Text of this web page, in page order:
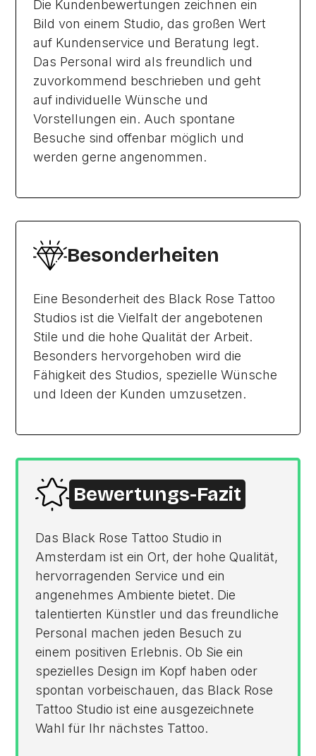
Die Kundenbewertungen zeichnen ein
Bild von einem Studio, das großen Wert
auf Kundenservice und Beratung legt.
Das Personal wird als freundlich und
zuvorkommend beschrieben und geht
auf individuelle Wünsche und
Vorstellungen ein. Auch spontane
Besuche sind offenbar möglich und
werden gerne angenommen.
Besonderheiten
Eine Besonderheit des Black Rose Tattoo
Studios ist die Vielfalt der angebotenen
Stile und die hohe Qualität der Arbeit.
Besonders hervorgehoben wird die
Fähigkeit des Studios, spezielle Wünsche
und Ideen der Kunden umzusetzen.
Bewertungs-Fazit
Das Black Rose Tattoo Studio in
Amsterdam ist ein Ort, der hohe Qualität,
hervorragenden Service und ein
angenehmes Ambiente bietet. Die
talentierten Künstler und das freundliche
Personal machen jeden Besuch zu
einem positiven Erlebnis. Ob Sie ein
spezielles Design im Kopf haben oder
spontan vorbeischauen, das Black Rose
Tattoo Studio ist eine ausgezeichnete
Wahl für Ihr nächstes Tattoo.